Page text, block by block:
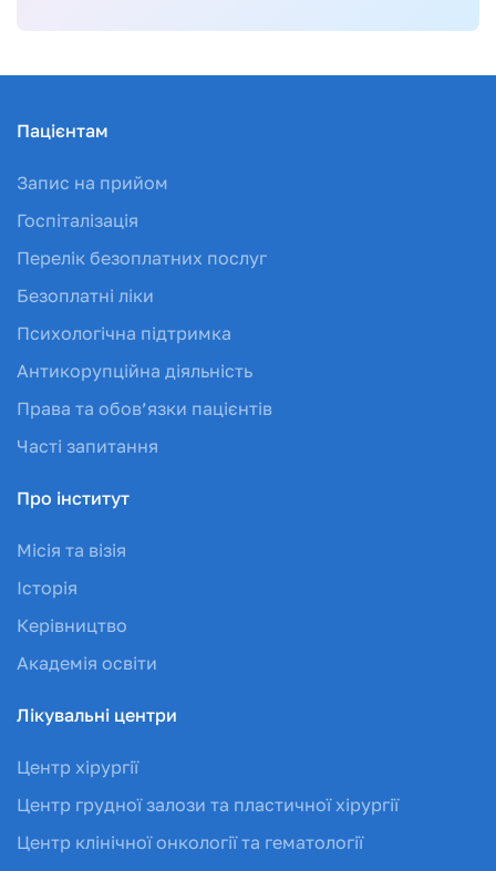
Пацієнтам
Запис на прийом
Госпіталізація
Перелік безоплатних послуг
Безоплатні ліки
Психологічна підтримка
Антикорупційна діяльність
Права та обов’язки пацієнтів
Часті запитання
Про інститут
Місія та візія
Історія
Керівництво
Академія освіти
Лікувальні центри
Центр хірургії
Центр грудної залози та пластичної хірургії
Центр клінічної онкології та гематології